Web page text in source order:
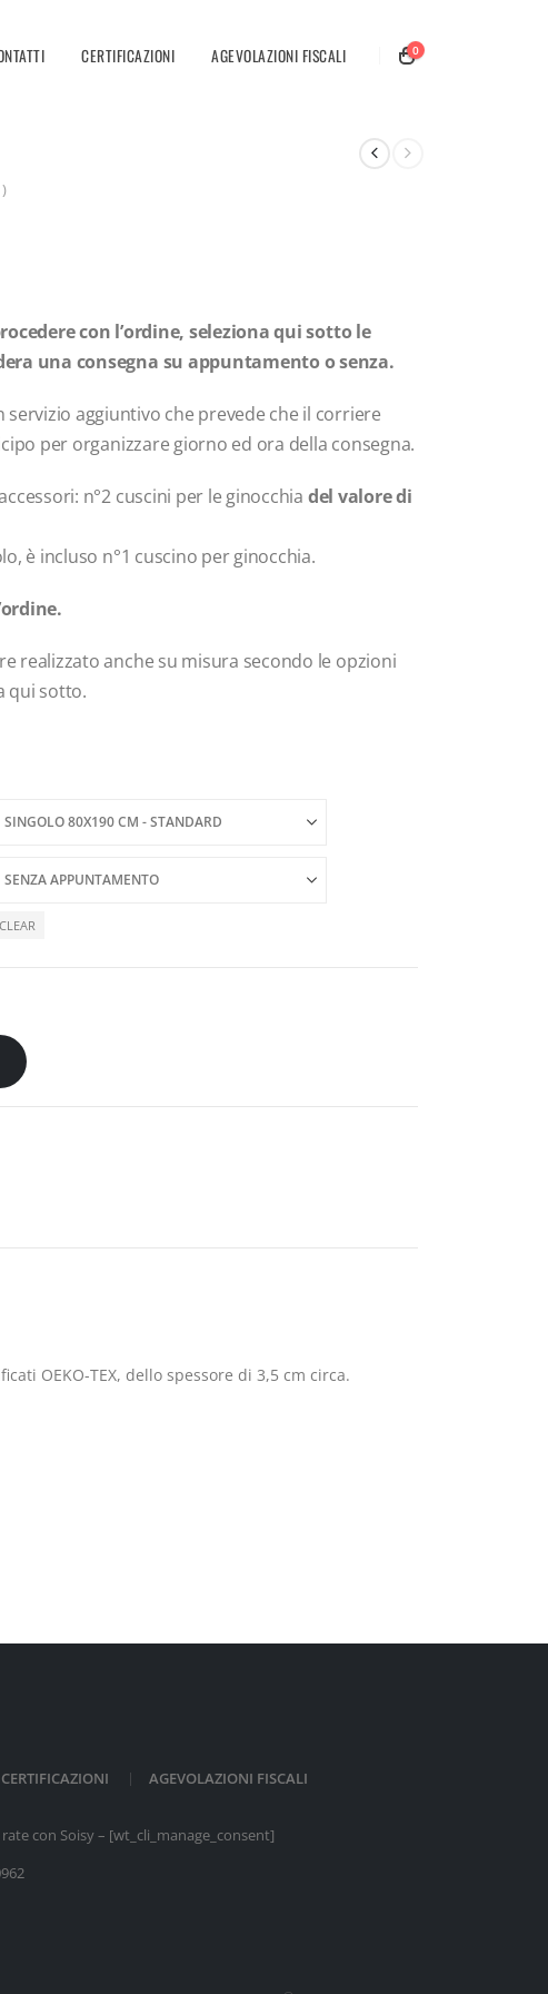
CERTIFICAZIONI AGEVOLAZIONI FISCALI 0
con l’ordine, seleziona qui sotto le
una consegna su appuntamento o senza.
aggiuntivo che prevede che il corriere
per organizzare giorno ed ora della consegna.
n°2 cuscini per le ginocchia del valore di
è incluso n°1 cuscino per ginocchia.
realizzato anche su misura secondo le opzioni
qui sotto.
CLEAR
OEKO-TEX, dello spessore di 3,5 cm circa.
CERTIFICAZIONI AGEVOLAZIONI FISCALI
rate con Soisy– [wt_cli_manage_consent]